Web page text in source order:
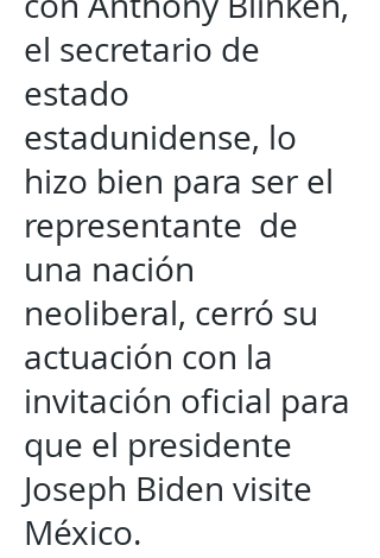
el secretario de
estado
estadunidense, lo
hizo bien para ser el
representante de
una nación
neoliberal, cerró su
actuación con la
invitación oficial para
que el presidente
Joseph Biden visite
México.